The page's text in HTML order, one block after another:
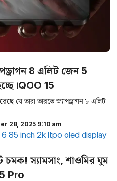
8 এলিট জেন 5
iQOO 15
যে তারা ভারতে স্ন্যাপড্রাগন ৮ এলিট
28, 2025 9:10 am
চমক! স্যামসাং, শাওমির ঘুম
Pro